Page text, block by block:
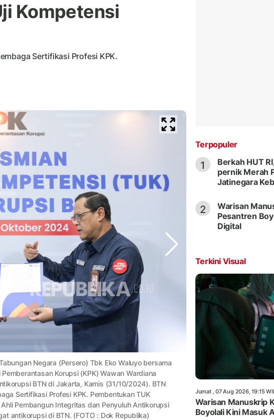
Kompetensi
Sertifikasi Profesi KPK.
Negara (Persero) Tbk Eko Waluyo bersama
Korupsi (KPK) Wawan Wardiana
BTN di Jakarta, Kamis (31/10/2024). BTN
Sertifikasi Profesi KPK. Pembentukan TUK
Pembangun Integritas dan Penyuluh Antikorupsi
antikorupsi di BTN. (FOTO : Dok Republika)
Terpopuler
1
Berkah HUT
pernik Merah
Jatinegara
2
Warisan
Pesantren
Digital
Terkini Visual
Jumat , 07 Aug 2026, 19:15
Warisan Manuskrip
Boyolali Kini Masuk